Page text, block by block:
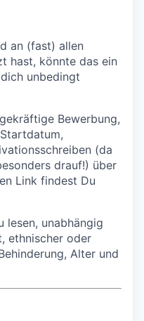
an (fast) allen
hast, könnte das ein
unbedingt
Bewerbung,
(da
drauf!) über
Link findest Du
lesen, unabhängig
ethnischer oder
Alter und